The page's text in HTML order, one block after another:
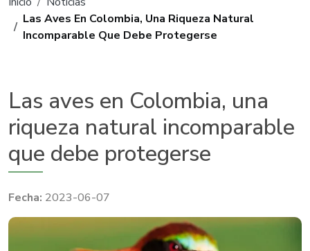
Las Aves En Colombia, Una Riqueza Natural
Incomparable Que Debe Protegerse
Las aves en Colombia, una
riqueza natural incomparable
que debe protegerse
2023-06-07